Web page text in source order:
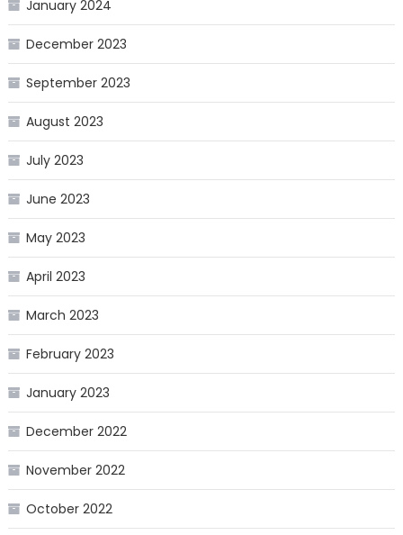
January 2024
December 2023
September 2023
August 2023
July 2023
June 2023
May 2023
April 2023
March 2023
February 2023
January 2023
December 2022
November 2022
October 2022